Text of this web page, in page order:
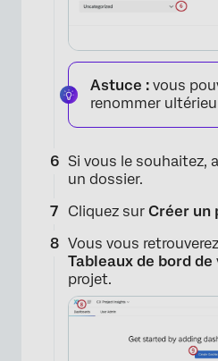
Astuce : vous
renommer
Si vous le souhaitez,
un dossier.
Cliquez sur Créer un
Vous vous
Tableaux de bord de
projet.